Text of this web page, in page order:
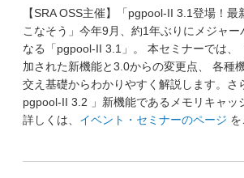
【SRA OSS主催】「pgpool-II 3.1登場！
こなそう」今年9月、約1年ぶりにメジャー
なる「pgpool-II 3.1」。 本セミナーでは、
加された新機能と3.0からの変更点、 各種
交え基礎からわかりやすく解説します。さ
pgpool-II 3.2 」新機能であるメモリキャッ
詳しくは、 イベント・セミナーのページ を